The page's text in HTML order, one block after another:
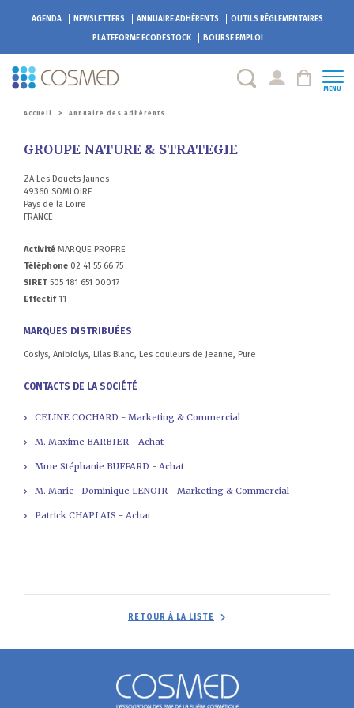
AGENDA NEWSLETTERS ANNUAIRE ADHÉRENTS
OUTILS RÉGLEMENTAIRES
PLATEFORMEECODESTOCK BOURSE EMPLOI
MENU
Accueil > Annuaire des adhérents
GROUPE NATURE & STRATEGIE
ZA Les Douets Jaunes
49360 SOMLOIRE
Pays de la Loire
FRANCE
Activité MARQUE PROPRE
Téléphone 02 41 55 66 75
SIRET 505 181 651 00017
Effectif11
MARQUES DISTRIBUÉES
Coslys, Anibiolys, Lilas Blanc, Les couleurs de Jeanne, Pure
CONTACTS DE LA SOCIÉTÉ
CELINE COCHARD - Marketing & Commercial
M. Maxime BARBIER - Achat
Mme Stéphanie BUFFARD - Achat
M. Marie- Dominique LENOIR - Marketing & Commercial
Patrick CHAPLAIS - Achat
RETOUR À LA LISTE